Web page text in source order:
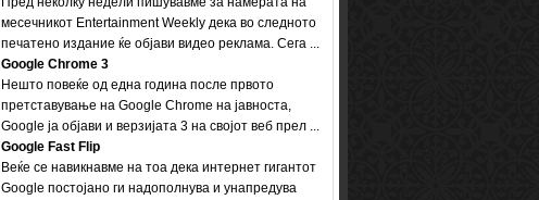
месечникот Entertainment Weekly дека во следното
печатено издание ќе објави видео реклама. Сега ...
Google Chrome 3
Нешто повеќе од една година после првото
претставување на Google Chrome на јавноста,
Google ја објави и верзијата 3 на својот веб прел ...
Google Fast Flip
Веќе се навикнавме на тоа дека интернет гигантот
Google постојано ги надополнува и унапредува